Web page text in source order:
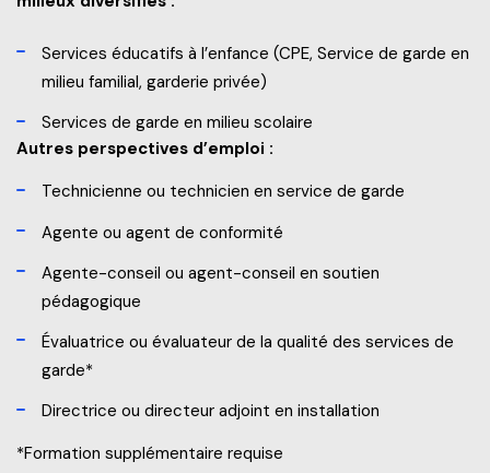
Services éducatifs à l’enfance (CPE, Service de garde en
milieu familial, garderie privée)
Services de garde en milieu scolaire
Autres perspectives d’emploi :
Technicienne ou technicien en service de garde
Agente ou agent de conformité
Agente-conseil ou agent-conseil en soutien
pédagogique
Évaluatrice ou évaluateur de la qualité des services de
garde*
Directrice ou directeur adjoint en installation
*Formation supplémentaire requise